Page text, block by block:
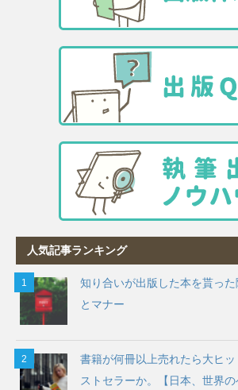
人気記事ランキング
知り合いが出版した本を貰っ
とマナー
書籍が何冊以上売れたら大ヒ
ストセラーか。【日本、世界